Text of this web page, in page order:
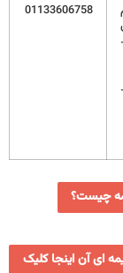
01133606758
چیست؟
ای آن اینجا کلیک